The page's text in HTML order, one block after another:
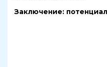
Заключение: